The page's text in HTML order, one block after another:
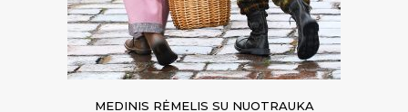
MEDINIS RĖMELIS SU NUOTRAUKA